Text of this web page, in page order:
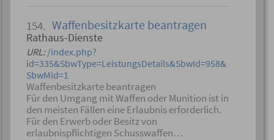
154. Waffenbesitzkarte beantragen
Rathaus-Dienste
URL: /index.php?
id=335&SbwType=LeistungsDetails&SbwId=958&
SbwMid=1
Waffenbesitzkarte beantragen
Für den Umgang mit Waffen oder Munition ist in
den meisten Fällen eine Erlaubnis erforderlich.
Für den Erwerb oder Besitz von
erlaubnispflichtigen Schusswaffen…